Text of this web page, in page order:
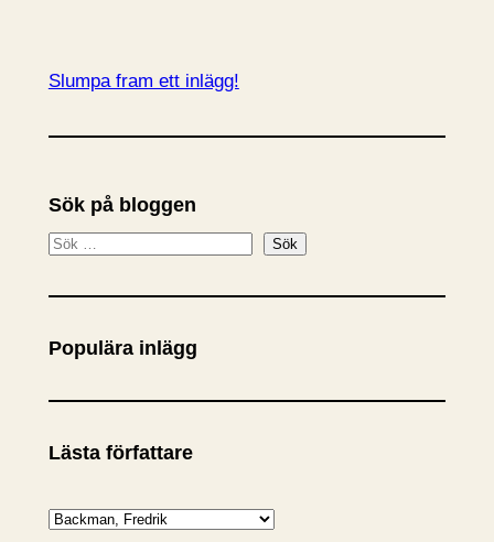
Slumpa fram ett inlägg!
Sök på bloggen
S
k
Sök
Populära inlägg
Lästa författare
K